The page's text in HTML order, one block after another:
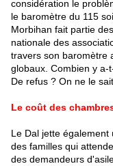
considération le
le baromètre du 115
Morbihan fait partie
nationale des
travers son baromètre
globaux. Combien y
De refus ? On ne le
Le coût des
Le Dal jette également
des familles qui
des demandeurs